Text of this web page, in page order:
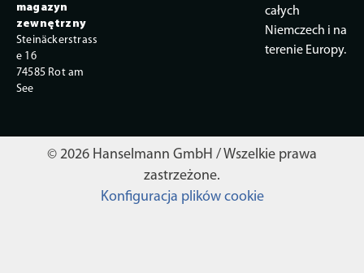
magazyn
zewnętrzny
Steinäckerstrass
e 16
74585 Rot am
See
całych
Niemczech i na
terenie Europy.
© 2026 Hanselmann GmbH / Wszelkie prawa
zastrzeżone.
Konfiguracja plików cookie